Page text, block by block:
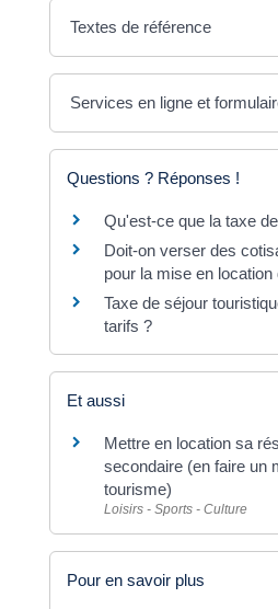
Textes de référence
Services en ligne et
Questions ? Réponses !
Qu'est-ce que la taxe
Doit-on verser des
pour la mise en location
Taxe de séjour
tarifs ?
Et aussi
Mettre en location sa
secondaire (en faire un
tourisme)
Loisirs - Sports - Culture
Pour en savoir plus